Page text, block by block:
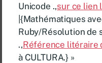
Unicode .,sur ce lien
|{Mathématiques
Ruby/Résolution de
.,Référence litéraire
à CULTURA.} »